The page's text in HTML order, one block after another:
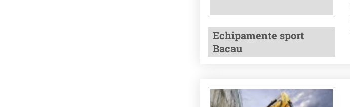
Echipamente sport
Bacau